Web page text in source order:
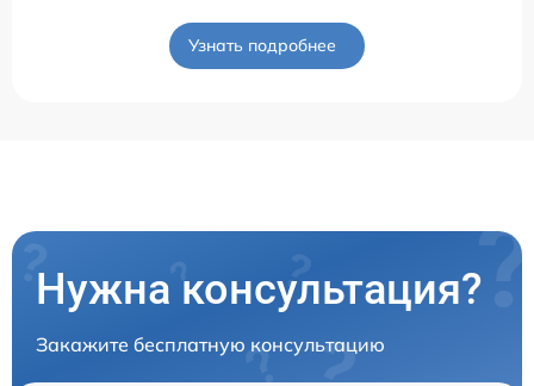
Узнать подробнее
Нужна консультация?
Закажите бесплатную консультацию